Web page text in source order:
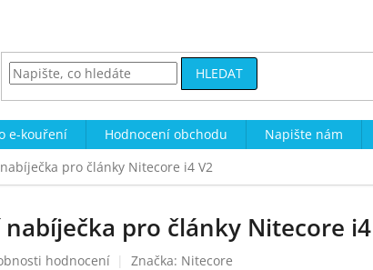
HLEDAT
e-kouření Hodnocení obchodu Napište nám
pro články Nitecore i4 V2
pro články Nitecore
hodnocení Značka: Nitecore